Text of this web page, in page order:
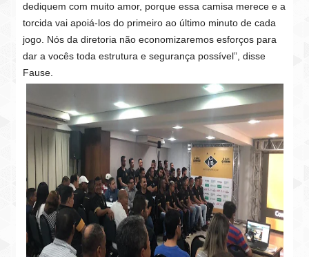
dediquem com muito amor, porque essa camisa merece e a
torcida vai apoiá-los do primeiro ao último minuto de cada
jogo. Nós da diretoria não economizaremos esforços para
dar a vocês toda estrutura e segurança possível”, disse
Fause.